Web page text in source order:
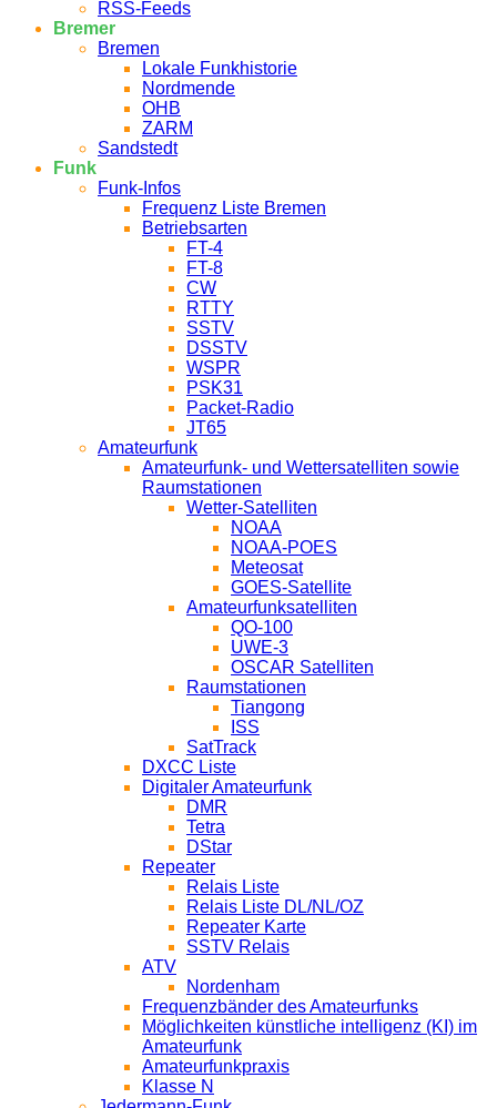
RSS-Feeds
Bremer
Bremen
Lokale Funkhistorie
Nordmende
OHB
ZARM
Sandstedt
Funk
Funk-Infos
Frequenz Liste Bremen
Betriebsarten
FT-4
FT-8
CW
RTTY
SSTV
DSSTV
WSPR
PSK31
Packet-Radio
JT65
Amateurfunk
Amateurfunk- und Wettersatelliten sowie
Raumstationen
Wetter-Satelliten
NOAA
NOAA-POES
Meteosat
GOES-Satellite
Amateurfunksatelliten
QO-100
UWE-3
OSCAR Satelliten
Raumstationen
Tiangong
ISS
SatTrack
DXCC Liste
Digitaler Amateurfunk
DMR
Tetra
DStar
Repeater
Relais Liste
Relais Liste DL/NL/OZ
Repeater Karte
SSTV Relais
ATV
Nordenham
Frequenzbänder des Amateurfunks
Möglichkeiten künstliche intelligenz (KI) im
Amateurfunk
Amateurfunkpraxis
Klasse N